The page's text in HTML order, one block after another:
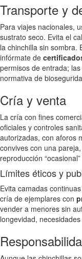
Transporte y
Para viajes nacionales,
sustrato seco. Evita el
la chinchilla sin sombra.
infórmate de
permisos de entrada;
normativa de
Cría y venta
La cría con fines
oficiales y controles
autorizadas, con aforos
convives con una
reproducción
Límites éticos y
Evita camadas
cría de ejemplares con
vender a menores sin
longevidad,